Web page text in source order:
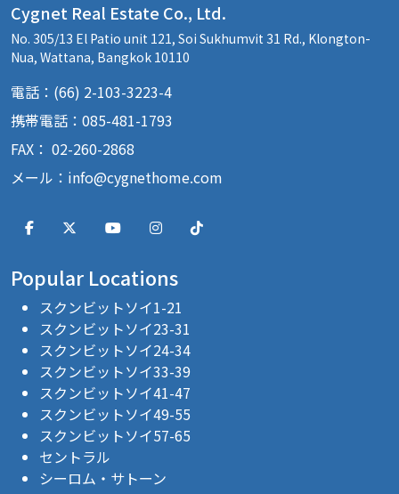
Cygnet Real Estate Co., Ltd.
No. 305/13 El Patio unit 121, Soi Sukhumvit 31 Rd., Klongton-
Nua, Wattana, Bangkok 10110
電話：(66) 2-103-3223-4
携帯電話：085-481-1793
FAX： 02-260-2868
メール： info@cygnethome.com
Popular Locations
スクンビットソイ1-21
スクンビットソイ23-31
スクンビットソイ24-34
スクンビットソイ33-39
スクンビットソイ41-47
スクンビットソイ49-55
スクンビットソイ57-65
セントラル
シーロム・サトーン